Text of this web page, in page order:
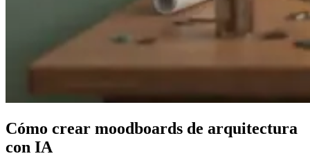
Cómo crear moodboards de arquitectura
con IA